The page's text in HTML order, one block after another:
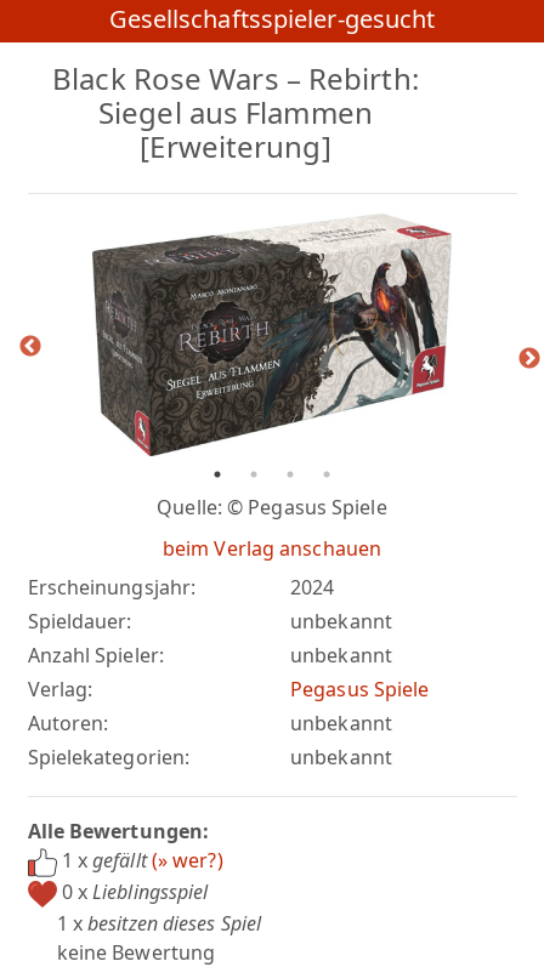
Gesellschaftsspieler-gesucht
Black Rose Wars – Rebirth:
Siegel aus Flammen
[Erweiterung]
Erscheinungsjahr:
2024
Spieldauer:
unbekannt
Anzahl Spieler:
unbekannt
Verlag:
Pegasus Spiele
Autoren:
unbekannt
Spielekategorien:
unbekannt
Quelle: © Pegasus Spiele
beim Verlag anschauen
Alle Bewertungen:
1 xgefällt(» wer?)
0 xLieblingsspiel
1 xbesitzen dieses Spiel
keine Bewertung